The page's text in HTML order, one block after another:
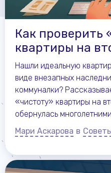
Как проверить
квартиры на
лист
Нашли идеальную
виде внезапных
коммуналки?
«чистоту» квартиры на
обернулась
Мари Аскарова в